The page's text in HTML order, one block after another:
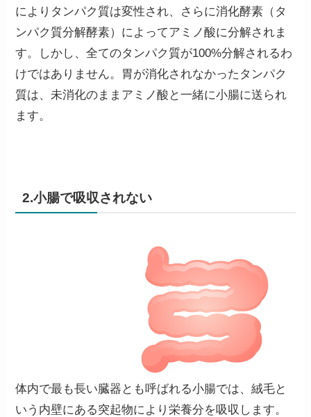
によりタンパク質は変性され、さらに消化酵素（タ
ンパク質分解酵素）によってアミノ酸に分解されま
す。しかし、全てのタンパク質が100%分解されるわ
けではありません。胃が消化されなかったタンパク
質は、 未消化のままアミノ酸と一緒に小腸に送られ
ます。
2.小腸で吸収されない
体内で最も長い臓器とも呼ばれる小腸では、絨毛と
いう内壁にある突起物により栄養分を吸収します。